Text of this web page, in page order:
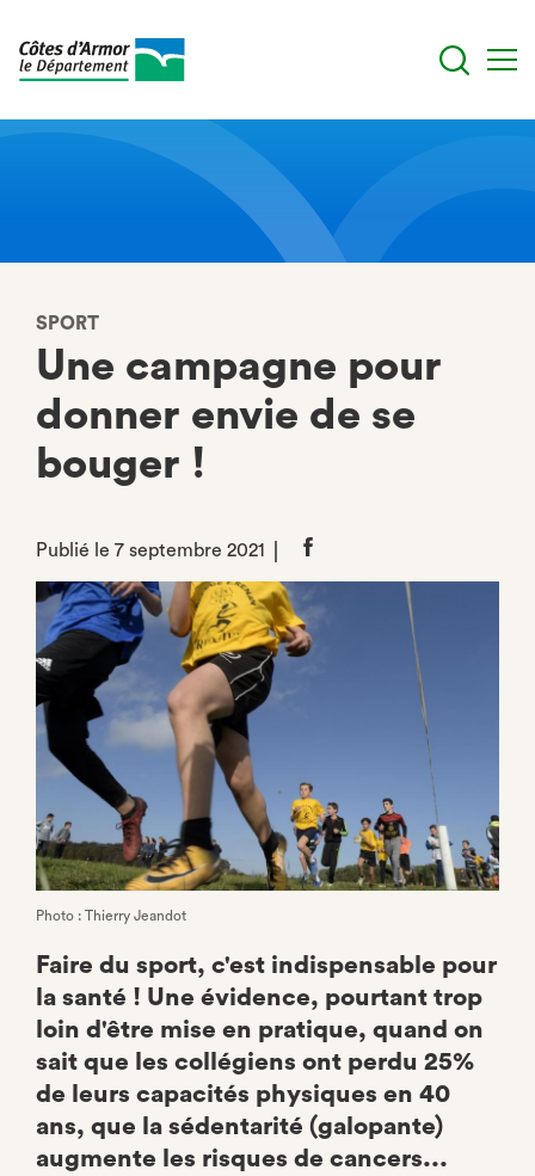
SPORT
Une campagne pour
donner envie de se
bouger !
Publié le 7 septembre 2021
Partager
Facebook
Photo : Thierry Jeandot
Faire du sport, c'est indispensable pour
la santé ! Une évidence, pourtant trop
loin d'être mise en pratique, quand on
sait que les collégiens ont perdu 25%
de leurs capacités physiques en 40
ans, que la sédentarité (galopante)
augmente les risques de cancers...